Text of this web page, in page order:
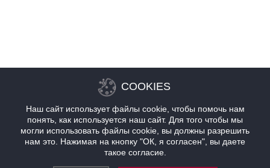
COOKIES
Наш сайт использует файлы cookie, чтобы помочь нам
понять, как используется наш сайт. Для того чтобы мы
могли использовать файлы cookie, вы должны разрешить
нам это. Нажимая на кнопку "ОК, я согласен", вы даете
такое согласие.